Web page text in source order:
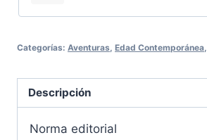
Categorías: Aventuras, Edad Contemporánea,
Descripción
Norma editorial